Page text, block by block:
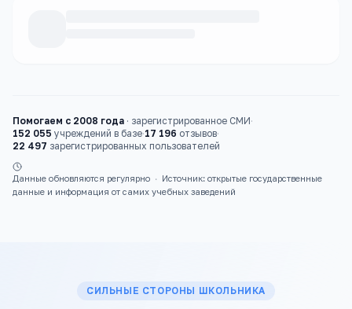
Помогаем с 2008 года · зарегистрированное СМИ·
152 055 учреждений в базе·17 196 отзывов·
22 497 зарегистрированных пользователей
Данные обновляются регулярно ·
Источник: открытые государственные
данные и информация от самих учебных заведений
СИЛЬНЫЕ СТОРОНЫ ШКОЛЬНИКА